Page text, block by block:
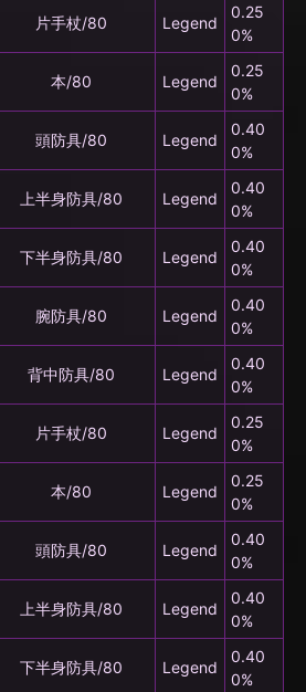
片手杖/80 Legend
0.25
0%
本/80 Legend
0.25
0%
頭防具/80 Legend
0.40
0%
上半身防具/80 Legend
0.40
0%
下半身防具/80 Legend
0.40
0%
腕防具/80 Legend
0.40
0%
背中防具/80 Legend
0.40
0%
片手杖/80 Legend
0.25
0%
本/80 Legend
0.25
0%
頭防具/80 Legend
0.40
0%
上半身防具/80 Legend
0.40
0%
下半身防具/80 Legend
0.40
0%